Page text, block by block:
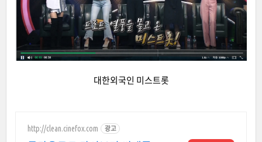
대한외국인 미스트롯
http://clean.cinefox.com 광고